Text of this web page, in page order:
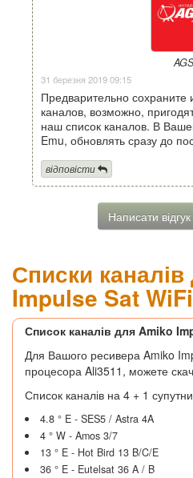
31 березня 2019 09:15
Предварительно
каналов, возможно,
наш список каналов. В
Emu, обновлять сразу до
відповісти
Написати відгук
Списки
Impulse Sat WiFi
Список каналів для Amiko
Для Вашого ресивера Amiko
процесора Ali3511, можете
Список каналів на 4 + 1
4.8 ° E - SES5 / Astra 4A
4 ° W - Amos 3/7
13 ° E - Hot Bird 13 B/C/E
36 ° E - Eutelsat 36 A / B